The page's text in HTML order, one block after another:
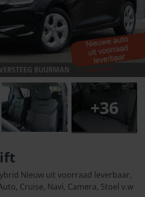
+36
Nieuw uit voorraad leverbaar,
Cruise, Navi, Camera, Stoel v.w